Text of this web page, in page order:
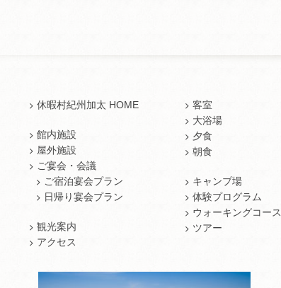
休暇村紀州加太 HOME
館内施設
屋外施設
ご宴会・会議
ご宿泊宴会プラン
日帰り宴会プラン
観光案内
アクセス
客室
大浴場
夕食
朝食
キャンプ場
体験プログラム
ウォーキングコース
ツアー